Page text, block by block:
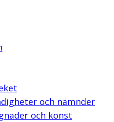
och nämnder
och konst